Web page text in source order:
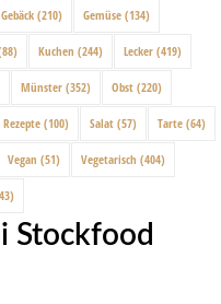
Gebäck (210) Gemüse (134)
Kuchen (244) Lecker (419)
Münster (352) Obst (220)
Rezepte (100) Salat (57) Tarte (64)
Vegan (51) Vegetarisch (404)
Stockfood